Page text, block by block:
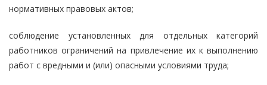
нормативных правовых актов;
соблюдение установленных для отдельных категорий
работников ограничений на привлечение их к выполнению
работ с вредными и (или) опасными условиями труда;